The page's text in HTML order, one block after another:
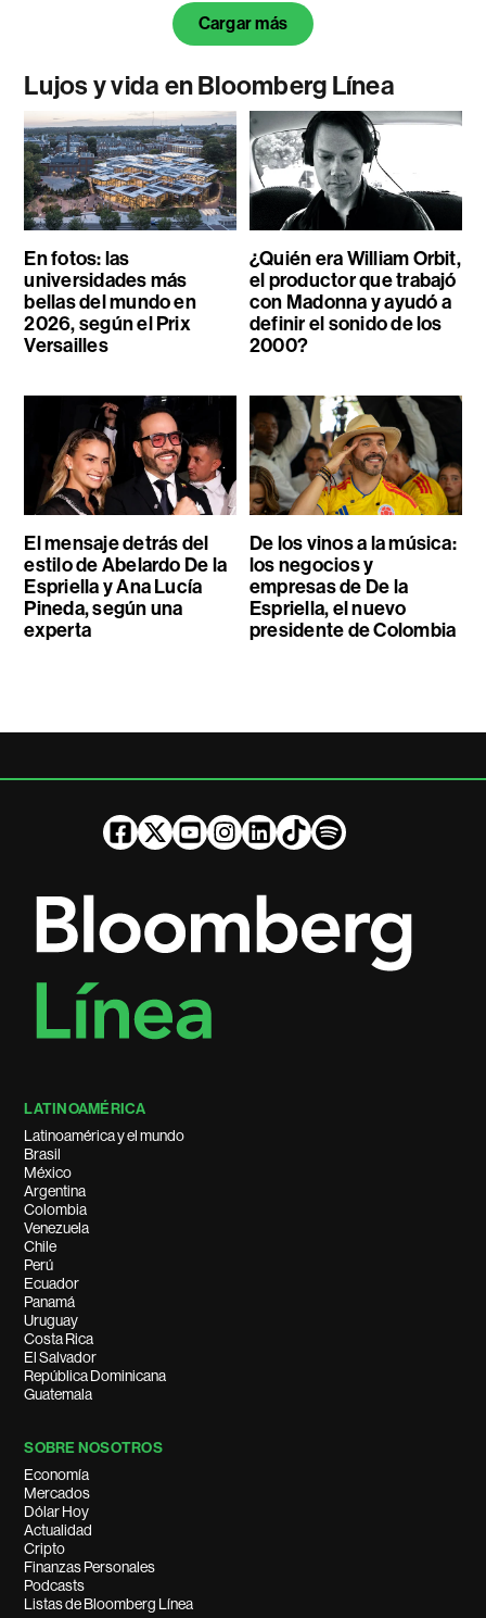
Cargar más
Lujos y vida en Bloomberg Línea
En fotos: las
universidades más
bellas del mundo en
2026, según el Prix
Versailles
¿Quién era William Orbit,
el productor que trabajó
con Madonna y ayudó a
definir el sonido de los
2000?
El mensaje detrás del
estilo de Abelardo De la
Espriella y Ana Lucía
Pineda, según una
experta
De los vinos a la música:
los negocios y
empresas de De la
Espriella, el nuevo
presidente de Colombia
LATINOAMÉRICA
Latinoamérica y el mundo
Brasil
México
Argentina
Colombia
Venezuela
Chile
Perú
Ecuador
Panamá
Uruguay
Costa Rica
El Salvador
República Dominicana
Guatemala
SOBRE NOSOTROS
Economía
Mercados
Dólar Hoy
Actualidad
Cripto
Finanzas Personales
Podcasts
Listas de Bloomberg Línea